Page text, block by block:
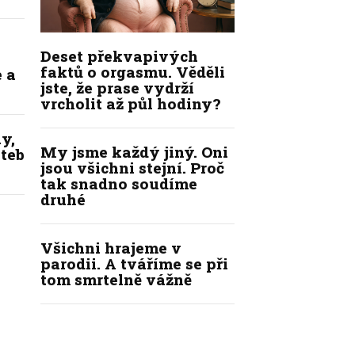
a
Deset překvapivých
faktů o orgasmu. Věděli
jste, že prase vydrží
vrcholit až půl hodiny?
My jsme každý jiný. Oni
jsou všichni stejní. Proč
tak snadno soudíme
druhé
Všichni hrajeme v
parodii. A tváříme se při
tom smrtelně vážně